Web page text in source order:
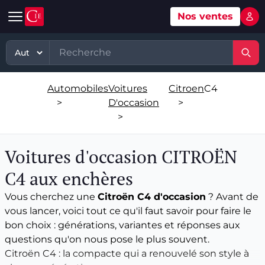
Automobile
Voitures d'occasion
Véhicules tout terrain et 4x4 d'occasion
Voitures de luxe d'occasion
Véhicules utilitaires d'occasion
Grande vente mobilier objets
Ventes XXème
Bijoux & Mode
Vins & Spiritueux
Spécialités
Matériel, équipement
Matériel professionnel
Stock et marchandises neuves et
TP
Nos ventes
Automobiles
>
Voitures
D'occasion
>
Citroen
>
C4
Voitures d'occasion CITROËN
C4 aux enchères
Vous cherchez une Citroën C4 d'occasion ? Avant de
vous lancer, voici tout ce qu'il faut savoir pour faire le
bon choix : générations, variantes et réponses aux
questions qu'on nous pose le plus souvent.
Citroën C4 : la compacte qui a renouvelé son style à